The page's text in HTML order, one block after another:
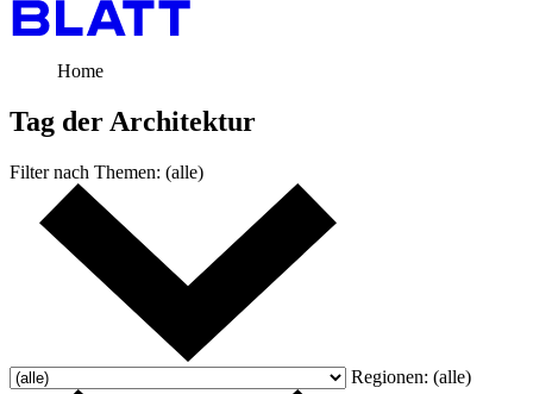
Home
Tag der Architektur
Filter nach Themen: (alle)
Regionen: (alle)